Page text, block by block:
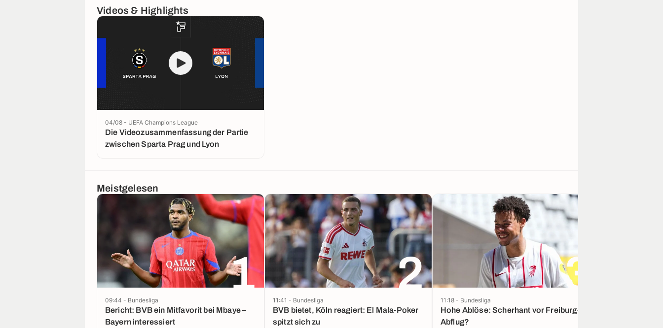
Videos & Highlights
Die Videozusammenfassung der Partie
zwischen Sparta Prag und Lyon
04/08 - UEFA Champions League
Meistgelesen
1
Bericht: BVB ein Mitfavorit bei Mbaye –
Bayern interessiert
09:44 - Bundesliga
2
BVB bietet, Köln reagiert: El Mala-Poker
spitzt sich zu
11:41 - Bundesliga
3
Hohe Ablöse: Scherhant vor Freiburg-
Abflug?
11:18 - Bundesliga